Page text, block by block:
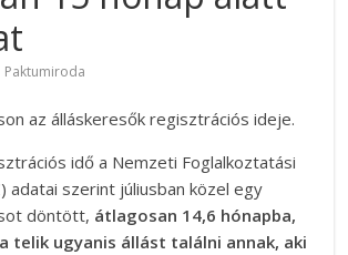
Paktumiroda
az álláskeresők regisztrációs ideje.
idő a Nemzeti Foglalkoztatási
adatai szerint júliusban közel egy
döntött, átlagosan 14,6 hónapba,
telik ugyanis állást találni annak, aki